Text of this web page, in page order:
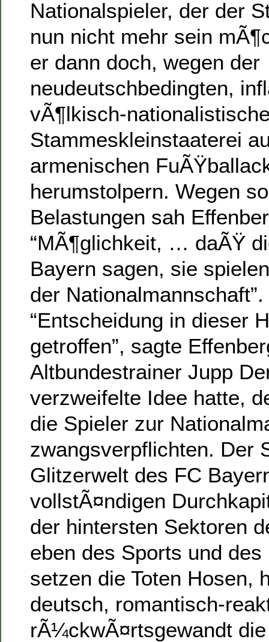
Nationalspieler, der der
nun nicht mehr sein
er dann doch, wegen der
neudeutschbedingten,
vÃ¶lkisch-
Stammeskleinstaaterei
armenischen
herumstolpern. Wegen
Belastungen sah
“MÃ¶glichkeit, … daÃŸ
Bayern sagen, sie
der
“Entscheidung in dieser
getroffen”, sagte
Altbundestrainer Jupp
verzweifelte Idee hatte,
die Spieler zur
zwangsverpflichten. Der
Glitzerwelt des FC
vollstÃ¤ndigen
der hintersten Sektoren
eben des Sports und des
setzen die Toten Hosen,
deutsch, romantisch-
rÃ¼ckwÃ¤rtsgewandt